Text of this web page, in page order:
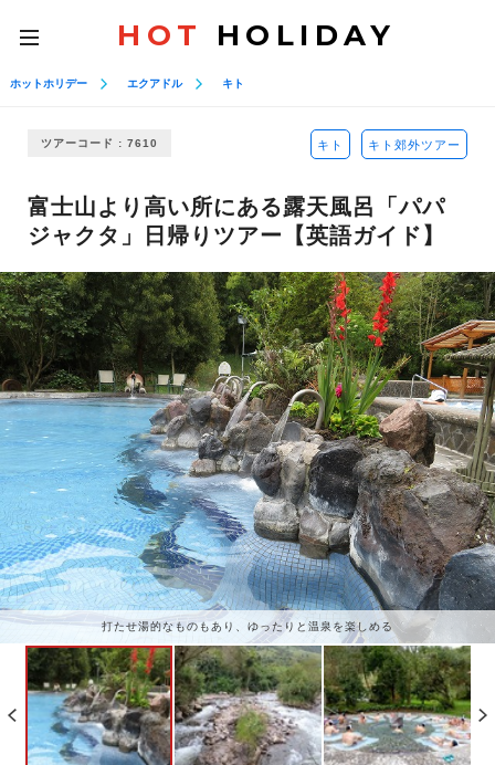
toggle
navigation
HOT HOLIDAY
ホットホリデー エクアドル キト
ツアーコード : 7610 キト キト郊外ツアー
富士山より高い所にある露天風呂「パパ
ジャクタ」日帰りツアー【英語ガイド】
打たせ湯的なものもあり、ゆったりと温泉を楽しめる